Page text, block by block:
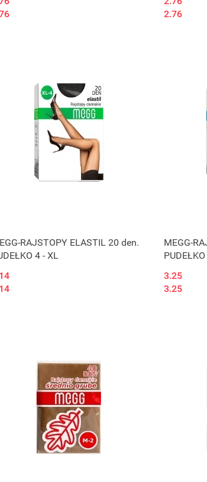
2.76
Produkt niedostępny
RAJSTOPY ELASTIL 20 den.
4 - XL
MEGG-
3.25
3.25